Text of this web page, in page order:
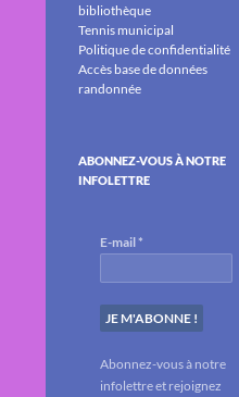
bibliothèque
Tennis municipal
Politique de confidentialité
Accès base de données
randonnée
ABONNEZ-VOUS À NOTRE
INFOLETTRE
E-mail*
Abonnez-vous à notre
infolettre et rejoignez